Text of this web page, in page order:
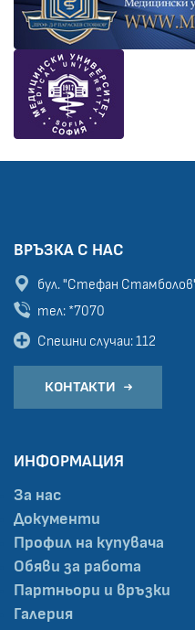
ВРЪЗКА С НАС
бул. "Стефан
тел: *7070
Спешни случаи: 112
КОНТАКТИ
ИНФОРМАЦИЯ
За нас
Документи
Профил на купувача
Обяви за работа
Партньори и връзки
Галерия